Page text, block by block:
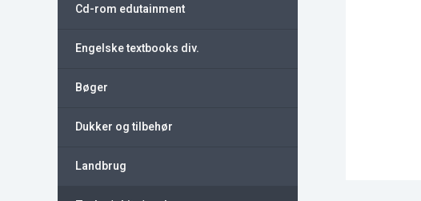
Cd-rom edutainment
Engelske textbooks div.
Bøger
Dukker og tilbehør
Landbrug